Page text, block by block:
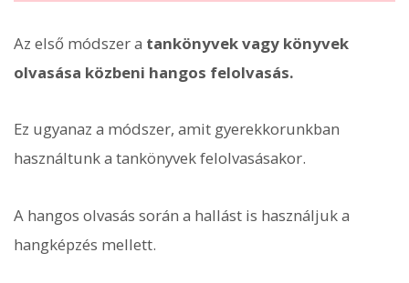
Az első módszer a tankönyvek vagy könyvek
olvasása közbeni hangos felolvasás.
Ez ugyanaz a módszer, amit gyerekkorunkban
használtunk a tankönyvek felolvasásakor.
A hangos olvasás során a hallást is használjuk a
hangképzés mellett.